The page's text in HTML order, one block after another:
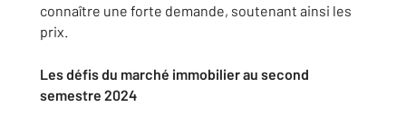
connaître une forte demande, soutenant ainsi les
prix.
Les défis du marché immobilier au second
semestre 2024